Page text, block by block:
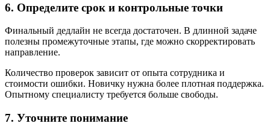
6. Определите срок и контрольные точки
Финальный дедлайн не всегда достаточен. В длинной задаче
полезны промежуточные этапы, где можно скорректировать
направление.
Количество проверок зависит от опыта сотрудника и
стоимости ошибки. Новичку нужна более плотная поддержка.
Опытному специалисту требуется больше свободы.
7. Уточните понимание